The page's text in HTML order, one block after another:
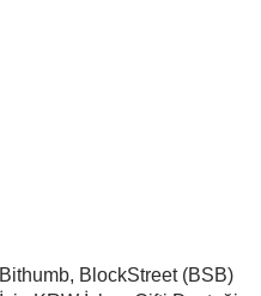
Bithumb, BlockStreet (BSB)